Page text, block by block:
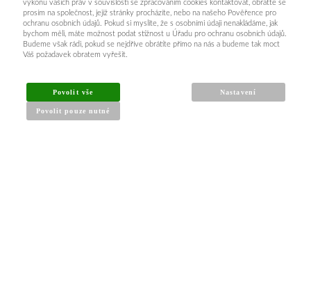
výkonu vašich práv v souvislosti se zpracováním cookies kontaktovat, obraťte se
prosím na společnost, jejíž stránky procházíte, nebo na našeho Pověřence pro
ochranu osobních údajů. Pokud si myslíte, že s osobními údaji nenakládáme, jak
bychom měli, máte možnost podat stížnost u Úřadu pro ochranu osobních údajů.
Budeme však rádi, pokud se nejdříve obrátíte přímo na nás a budeme tak moct
Váš požadavek obratem vyřešit.
Povolit vše
Povolit pouze nutné
Nastavení